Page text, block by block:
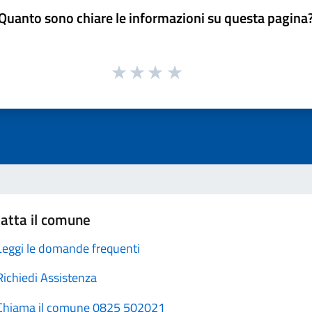
sono chiare le informazioni su questa
il comune
le domande frequenti
Assistenza
il comune 0825 502021